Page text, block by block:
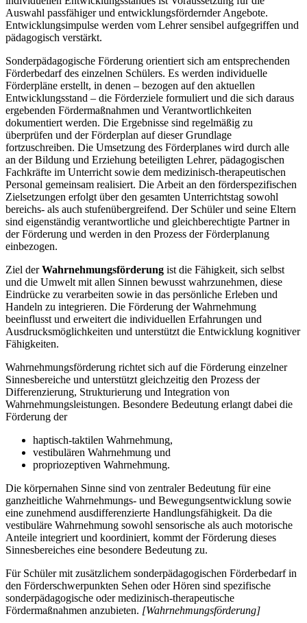
Auswahl passfähiger und entwicklungsfördernder Angebote.
Entwicklungsimpulse werden vom Lehrer sensibel aufgegriffen und
pädagogisch verstärkt.
Sonderpädagogische Förderung orientiert sich am entsprechenden
Förderbedarf des einzelnen Schülers. Es werden individuelle
Förderpläne erstellt, in denen – bezogen auf den aktuellen
Entwicklungsstand – die Förderziele formuliert und die sich daraus
ergebenden Fördermaßnahmen und Verantwortlichkeiten
dokumentiert werden. Die Ergebnisse sind regelmäßig zu
überprüfen und der Förderplan auf dieser Grundlage
fortzuschreiben. Die Umsetzung des Förderplanes wird durch alle
an der Bildung und Erziehung beteiligten Lehrer, pädagogischen
Fachkräfte im Unterricht sowie dem medizinisch-therapeutischen
Personal gemeinsam realisiert. Die Arbeit an den förderspezifischen
Zielsetzungen erfolgt über den gesamten Unterrichtstag sowohl
bereichs- als auch stufenübergreifend. Der Schüler und seine Eltern
sind eigenständig verantwortliche und gleichberechtigte Partner in
der Förderung und werden in den Prozess der Förderplanung
einbezogen.
Ziel derWahrnehmungsförderung ist die Fähigkeit, sich selbst
und die Umwelt mit allen Sinnen bewusst wahrzunehmen, diese
Eindrücke zu verarbeiten sowie in das persönliche Erleben und
Handeln zu integrieren. Die Förderung der Wahrnehmung
beeinflusst und erweitert die individuellen Erfahrungen und
Ausdrucksmöglichkeiten und unterstützt die Entwicklung kognitiver
Fähigkeiten.
Wahrnehmungsförderung richtet sich auf die Förderung einzelner
Sinnesbereiche und unterstützt gleichzeitig den Prozess der
Differenzierung, Strukturierung und Integration von
Wahrnehmungsleistungen. Besondere Bedeutung erlangt dabei die
Förderung der
haptisch-taktilen Wahrnehmung,
vestibulären Wahrnehmung und
propriozeptiven Wahrnehmung.
Die körpernahen Sinne sind von zentraler Bedeutung für eine
ganzheitliche Wahrnehmungs- und Bewegungsentwicklung sowie
eine zunehmend ausdifferenzierte Handlungsfähigkeit. Da die
vestibuläre Wahrnehmung sowohl sensorische als auch motorische
Anteile integriert und koordiniert, kommt der Förderung dieses
Sinnesbereiches eine besondere Bedeutung zu.
Für Schüler mit zusätzlichem sonderpädagogischen Förderbedarf in
den Förderschwerpunkten Sehen oder Hören sind spezifische
sonderpädagogische oder medizinisch-therapeutische
Fördermaßnahmen anzubieten. [Wahrnehmungsförderung]